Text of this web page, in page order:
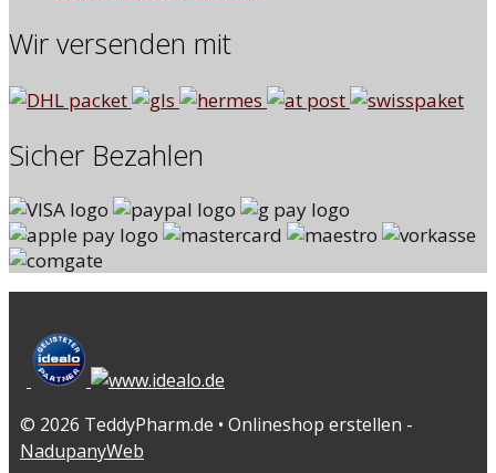
Wir versenden mit
Sicher Bezahlen
© 2026 TeddyPharm.de • Onlineshop erstellen -
NadupanyWeb